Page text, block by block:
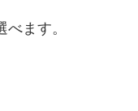
ます。